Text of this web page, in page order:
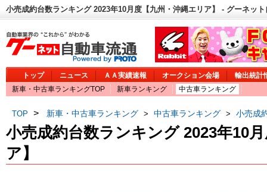
小売成約台数ランキング 2023年10月度【九州・沖縄エリア】 - グーネッ
トップ ニュース ＡＡ実績速報 オークション会場
輸出統計
新車・中古車ランキングTOP
新車ランキング 中古車ランキング
TOP > 新車・中古車ランキング > 中古車ランキング > 小売成
小売成約台数ランキング 2023年10
ア】